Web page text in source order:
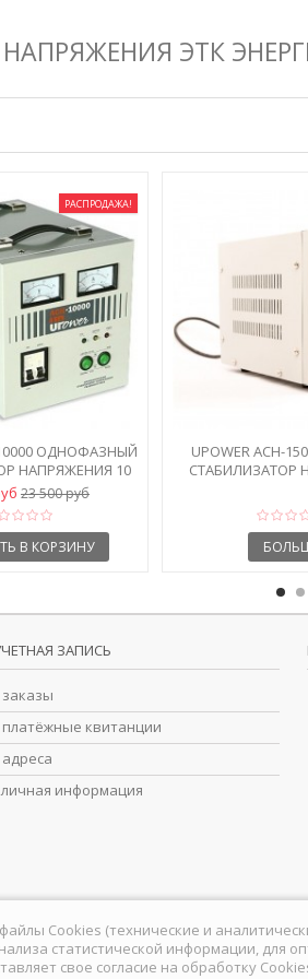
ЭТК
РАСПРОДАЖА!
ОДНОФАЗНЫЙ
НАПРЯЖЕНИЯ 10
КВА23 500 руб
В КОРЗИНУ
UPOWER АСН-
СТАБИЛИЗАТОР
ЗАПИСЬ
квитанции
информация
Cookies (технические и
статистической информации, для
свое согласие на обработку